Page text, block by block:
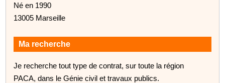
Né en 1990
13005 Marseille
Ma recherche
Je recherche tout type de contrat, sur toute la région
PACA, dans le Génie civil et travaux publics.